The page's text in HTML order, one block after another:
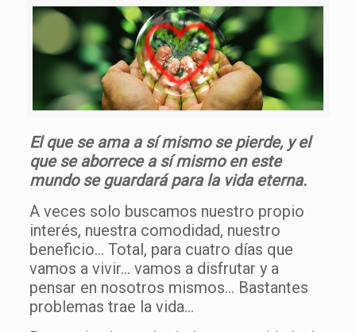
El que se ama a sí mismo se pierde, y el
que se aborrece a sí mismo en este
mundo se guardará para la vida eterna.
A veces solo buscamos nuestro propio
interés, nuestra comodidad, nuestro
beneficio… Total, para cuatro días que
vamos a vivir… vamos a disfrutar y a
pensar en nosotros mismos… Bastantes
problemas trae la vida…